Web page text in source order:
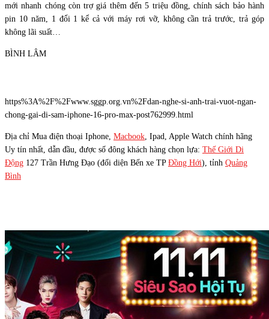
mới nhanh chóng còn trợ giá thêm đến 5 triệu đồng, chính sách bảo hành
pin 10 năm, 1 đổi 1 kể cả với máy rơi vỡ, không cần trả trước, trả góp
không lãi suất…
BÌNH LÂM
https%3A%2F%2Fwww.sggp.org.vn%2Fdan-nghe-si-anh-trai-vuot-ngan-
chong-gai-di-sam-iphone-16-pro-max-post762999.html
Địa chỉ Mua điện thoại Iphone, Macbook , Ipad, Apple Watch chính hãng
Uy tín nhất, dẫn đầu, được số đông khách hàng chọn lựa: Thế Giới Di
Động 127 Trần Hưng Đạo (đối diện Bến xe TP Đồng Hới), tỉnh Quảng
Bình